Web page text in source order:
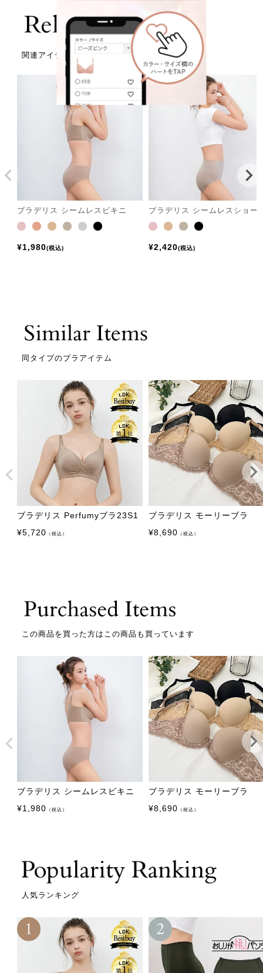
関連アイテム
ブラデリス シームレスビキニ
¥1,980 税込
ブラデリス シームレスショー
¥2,420 税込
同タイプのブラアイテム
ブラデリス Perfumyブラ23S1
¥5,720 （税込）
ブラデリス モーリーブラ
¥8,690 （税込）
この商品を買った方はこの商品も買っています
ブラデリス シームレスビキニ
¥1,980 （税込）
ブラデリス モーリーブラ
¥8,690 （税込）
人気ランキング